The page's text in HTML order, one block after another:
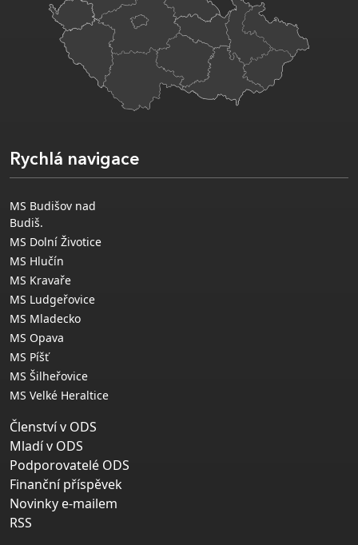
Rychlá navigace
MS Budišov nad
Budiš.
MS Dolní Životice
MS Hlučín
MS Kravaře
MS Ludgeřovice
MS Mladecko
MS Opava
MS Píšť
MS Šilheřovice
MS Velké Heraltice
Členství v ODS
Mladí v ODS
Podporovatelé ODS
Finanční příspěvek
Novinky e-mailem
RSS